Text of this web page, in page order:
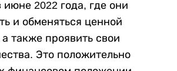
июне 2022 года, где они
и обменяться ценной
также проявить свои
Это положительно